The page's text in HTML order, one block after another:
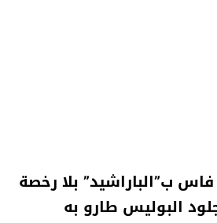
ب”الباراشيد” بلا رخصة
البوليس طارو به